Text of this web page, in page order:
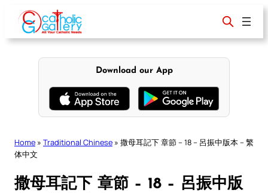
content
Download our App
Home » Traditional Chinese » 撒母耳記下 章節 – 18 – 呂振中版本 – 繁
体中文
撒母耳記下 章節 – 18 – 呂振中版